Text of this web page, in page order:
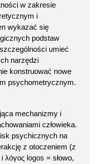
w zakresie
i
wykazać się
podstaw
umieć
narzędzi
konstruować nowe
psychometrycznym.
mechanizmy i
człowieka.
psychicznych na
z otoczeniem (z
logos = słowo,